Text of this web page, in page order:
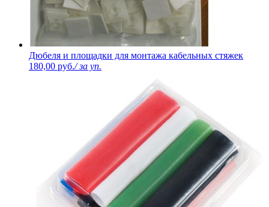
Дюбеля и площадки для монтажа кабельных стяжек
180,00 руб./ за уп.